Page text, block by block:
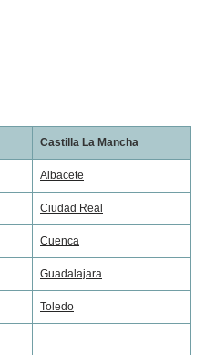
Castilla La Mancha
Albacete
Ciudad Real
Cuenca
Guadalajara
Toledo